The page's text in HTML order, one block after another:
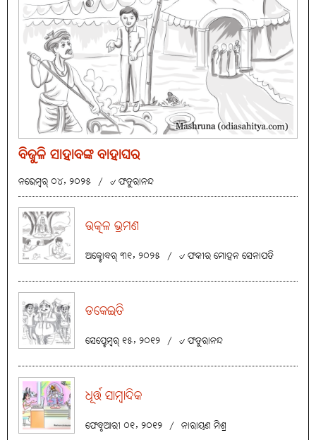
ବିଜୁଳି ସାହାବଙ୍କ ବାହାଘର
ନଭେମ୍ବର୍ ୦୪, ୨୦୨୫ / ୰ ଫତୁରାନନ୍ଦ
ଉତ୍କଳ ଭ୍ରମଣ
ଅକ୍ଟୋବର୍ ୩୧, ୨୦୨୫ / ୰ ଫକୀର ମୋହନ ସେନାପତି
ଡକେଇତି
ସେପ୍ଟେମ୍ବର୍ ୧୫, ୨୦୧୨ / ୰ ଫତୁରାନନ୍ଦ
ଧୂର୍ତ୍ତ ସାମ୍ବାଦିକ
ଫେବୃଆରୀ ୦୧, ୨୦୧୨ / ନାରାୟଣ ମିଶ୍ର